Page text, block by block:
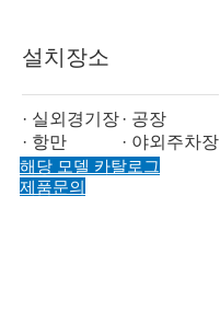
설치장소
· 실외경기장
· 항만
· 공장
· 야외주차장
해당 모델 카탈로그
제품문의